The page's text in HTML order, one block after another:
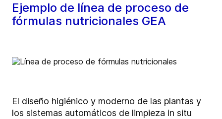
Ejemplo de línea de proceso de
fórmulas nutricionales GEA
El diseño higiénico y moderno de las plantas y
los sistemas automáticos de limpieza in situ